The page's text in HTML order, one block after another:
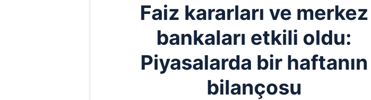
Faiz kararları ve merkez
bankaları etkili oldu:
Piyasalarda bir haftanın
bilançosu